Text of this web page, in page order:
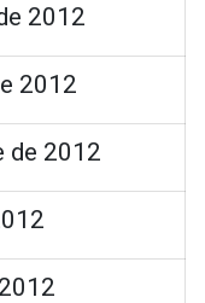
2012
2012
de 2012